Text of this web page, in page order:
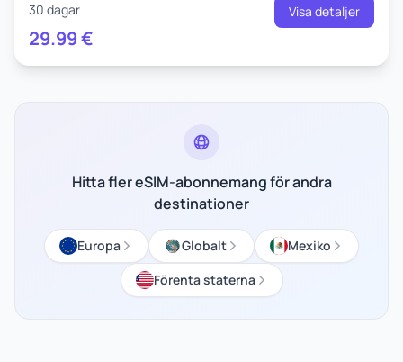
30 dagar
29.99€
Visa detaljer
Hitta fler eSIM-abonnemang för andra
destinationer
Europa Globalt
Mexiko
Förenta staterna